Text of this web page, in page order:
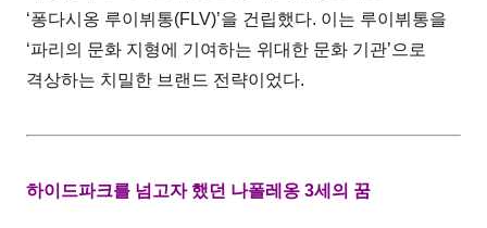
‘퐁다시옹 루이뷔통(FLV)’을 건립했다. 이는 루이뷔통을
‘파리의 문화 지형에 기여하는 위대한 문화 기관’으로
격상하는 치밀한 브랜드 전략이었다.
하이드파크를 넘고자 했던 나폴레옹 3세의 꿈